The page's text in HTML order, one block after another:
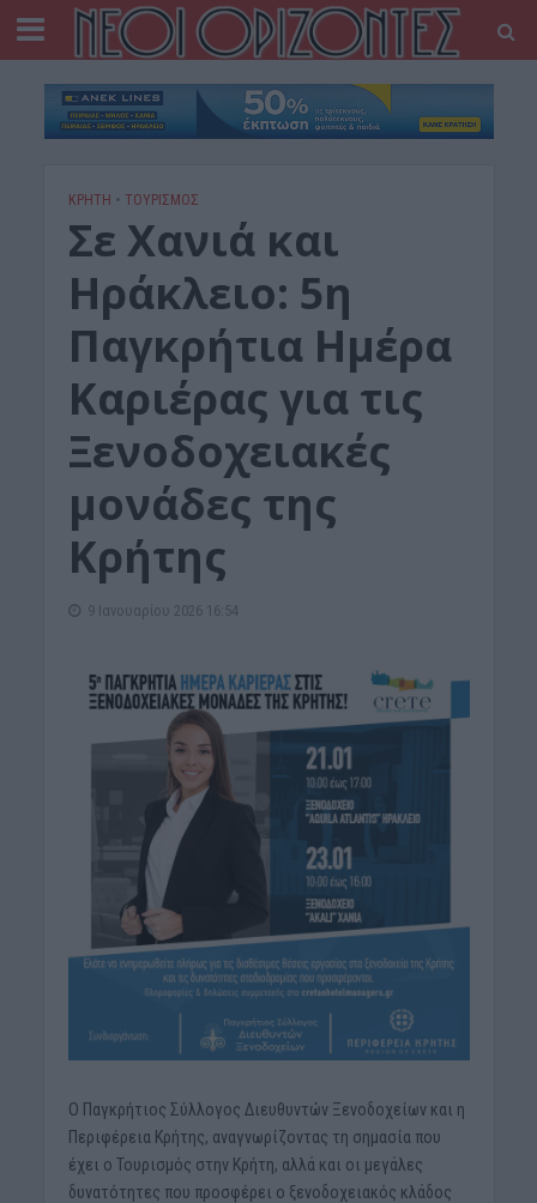
ΚΡΗΤΗ • ΤΟΥΡΙΣΜΟΣ
Σε Χανιά και
Ηράκλειο: 5η
Παγκρήτια Ημέρα
Καριέρας για τις
Ξενοδοχειακές
μονάδες της
Κρήτης
9 Ιανουαρίου 2026 16:54
Ο Παγκρήτιος Σύλλογος Διευθυντών Ξενοδοχείων και η
Περιφέρεια Κρήτης, αναγνωρίζοντας τη σημασία που
έχει ο Τουρισμός στην Κρήτη, αλλά και οι μεγάλες
δυνατότητες που προσφέρει ο ξενοδοχειακός κλάδος